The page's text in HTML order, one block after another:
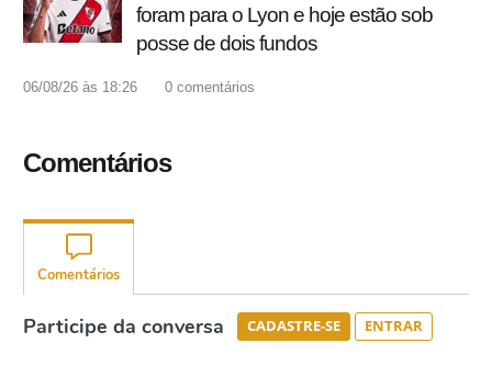
foram para o Lyon e hoje estão sob
posse de dois fundos
06/08/26 às 18:26 0 comentários
Comentários